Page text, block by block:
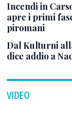
Incendi in
apre i primi
piromani
Dal Kulturni
dice addio a
VIDEO